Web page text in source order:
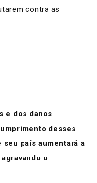
contra as
e dos danos
desses
país aumentará a
o